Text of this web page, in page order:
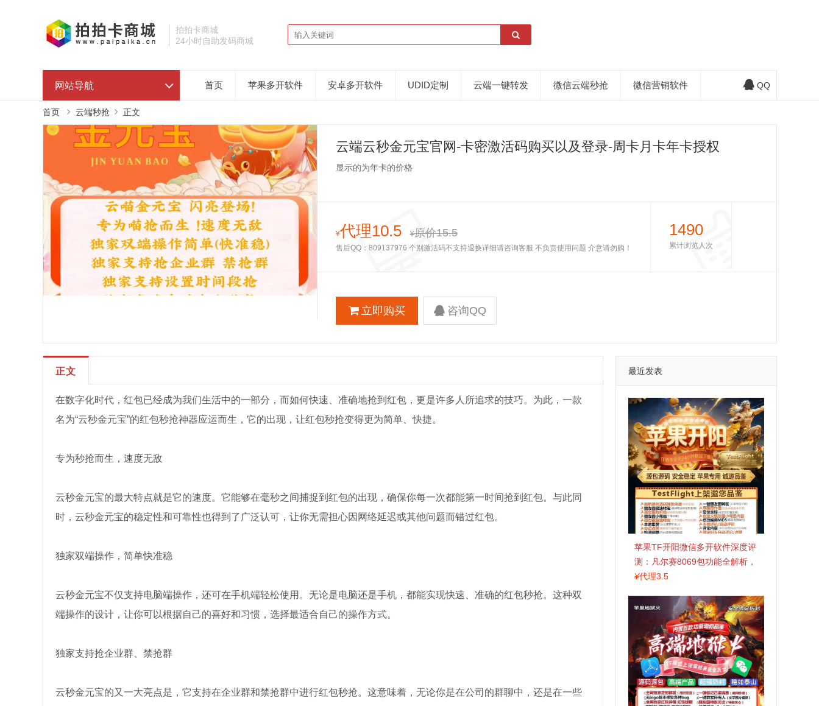
拍拍卡商城
24小时自助发码商城
网站导航 首页 苹果多开软件 安卓多开软件 UDID定制 云端一键转发 微信云端秒抢 微信营销软件 QQ
首页 云端秒抢 正文
云端云秒金元宝官网-卡密激活码购买以及登录-周卡月卡年卡授权
显示的为年卡的价格
¥代理10.5 ¥原价15.5
售后QQ：809137976 个别激活码不支持退换详细请咨询客服 不负责使用问题 介意请勿购！
1490
累计浏览人次
立即购买 咨询QQ
正文
在数字化时代，红包已经成为我们生活中的一部分，而如何快速、准确地抢到红包，更是许多人所追求的技巧。为此，一款
名为“云秒金元宝”的红包秒抢神器应运而生，它的出现，让红包秒抢变得更为简单、快捷。
专为秒抢而生，速度无敌
云秒金元宝的最大特点就是它的速度。它能够在毫秒之间捕捉到红包的出现，确保你每一次都能第一时间抢到红包。与此同
时，云秒金元宝的稳定性和可靠性也得到了广泛认可，让你无需担心因网络延迟或其他问题而错过红包。
独家双端操作，简单快准稳
云秒金元宝不仅支持电脑端操作，还可在手机端轻松使用。无论是电脑还是手机，都能实现快速、准确的红包秒抢。这种双
端操作的设计，让你可以根据自己的喜好和习惯，选择最适合自己的操作方式。
独家支持抢企业群、禁抢群
云秒金元宝的又一大亮点是，它支持在企业群和禁抢群中进行红包秒抢。这意味着，无论你是在公司的群聊中，还是在一些
最近发表
苹果TF开阳微信多开软件深度评
测：凡尔赛8069包功能全解析，
TestFlight稳定版上架，激活认准
¥代理3.5